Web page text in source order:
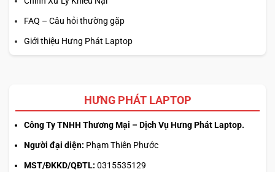
FAQ – Câu hỏi thường gặp
Giới thiệu Hưng Phát Laptop
HƯNG PHÁT LAPTOP
Công Ty TNHH Thương Mại – Dịch Vụ Hưng Phát Laptop.
Người đại diện: Phạm Thiên Phước
MST/ĐKKD/QĐTL: 0315535129